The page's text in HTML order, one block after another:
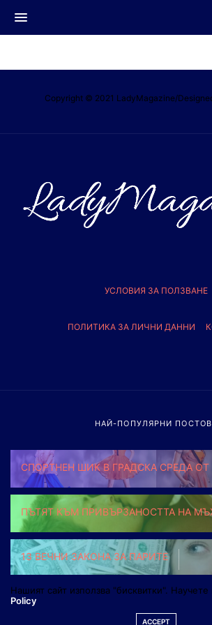
Copyright © 2021 LadyMagazine/
УСЛОВИЯ ЗА ПОЛЗВАНЕ
ПОЛИТИКА ЗА ЛИЧНИ ДАННИ
НАЙ-ПОПУЛЯРНИ
СПОРТНЕН ШИК В ГРАДСКА СРЕДА ОТ
ПЪТЯТ КЪМ ПРИВЪРЗАНОСТТА НА
13 ВЕЧНИ ЗАКОНА ЗА ПАРИТЕ
Нашият сайт използва "бисквитки". Научете
Policy
ACCEPT